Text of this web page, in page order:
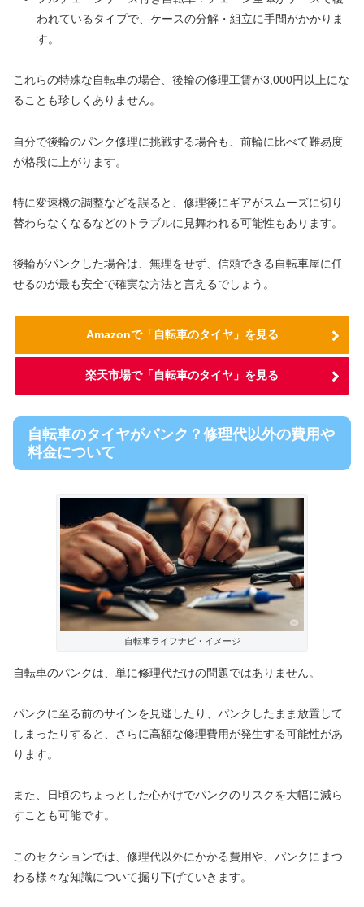
われているタイプで、ケースの分解・組立に手間がかかりま
す。
これらの特殊な自転車の場合、後輪の修理工賃が3,000円以上にな
ることも珍しくありません。
自分で後輪のパンク修理に挑戦する場合も、前輪に比べて難易度
が格段に上がります。
特に変速機の調整などを誤ると、修理後にギアがスムーズに切り
替わらなくなるなどのトラブルに見舞われる可能性もあります。
後輪がパンクした場合は、無理をせず、信頼できる自転車屋に任
せるのが最も安全で確実な方法と言えるでしょう。
Amazonで「自転車のタイヤ」を見る
楽天市場で「自転車のタイヤ」を見る
自転車のタイヤがパンク？修理代以外の費用や
料金について
自転車ライフナビ・イメージ
自転車のパンクは、単に修理代だけの問題ではありません。
パンクに至る前のサインを見逃したり、パンクしたまま放置して
しまったりすると、さらに高額な修理費用が発生する可能性があ
ります。
また、日頃のちょっとした心がけでパンクのリスクを大幅に減ら
すことも可能です。
このセクションでは、修理代以外にかかる費用や、パンクにまつ
わる様々な知識について掘り下げていきます。